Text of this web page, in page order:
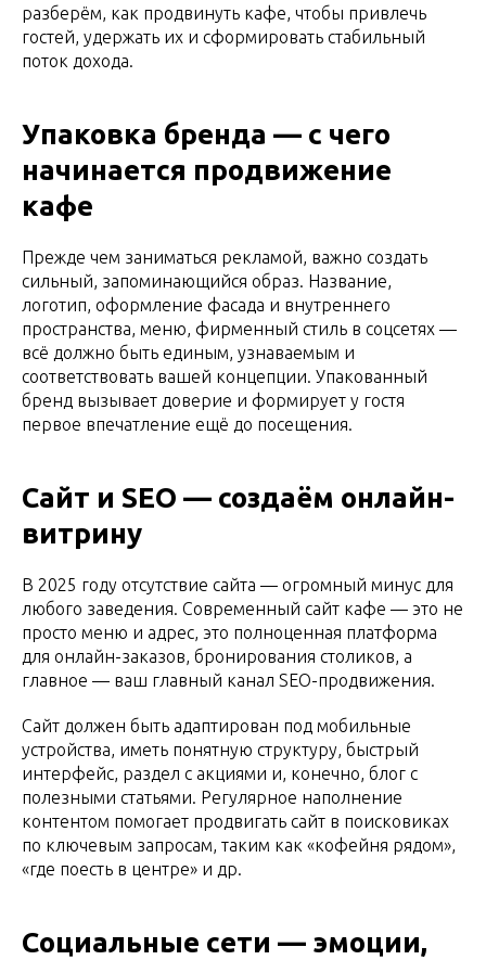
разберём, как продвинуть кафе, чтобы привлечь
гостей, удержать их и сформировать стабильный
поток дохода.
Упаковка бренда — с чего
начинается продвижение
кафе
Прежде чем заниматься рекламой, важно создать
сильный, запоминающийся образ. Название,
логотип, оформление фасада и внутреннего
пространства, меню, фирменный стиль в соцсетях —
всё должно быть единым, узнаваемым и
соответствовать вашей концепции. Упакованный
бренд вызывает доверие и формирует у гостя
первое впечатление ещё до посещения.
Сайт и SEO — создаём онлайн-
витрину
В 2025 году отсутствие сайта — огромный минус для
любого заведения. Современный сайт кафе — это не
просто меню и адрес, это полноценная платформа
для онлайн-заказов, бронирования столиков, а
главное — ваш главный канал SEO-продвижения.
Сайт должен быть адаптирован под мобильные
устройства, иметь понятную структуру, быстрый
интерфейс, раздел с акциями и, конечно, блог с
полезными статьями. Регулярное наполнение
контентом помогает продвигать сайт в поисковиках
по ключевым запросам, таким как «кофейня рядом»,
«где поесть в центре» и др.
Социальные сети — эмоции,